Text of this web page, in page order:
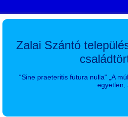
Zalai Szántó
“Sine praeteritis futura nulla" „A
egyetlen,